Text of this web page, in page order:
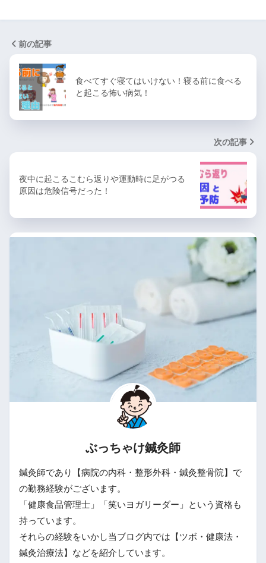
前の記事
食べてすぐ寝てはいけない！寝る前に食べる
と起こる怖い病気！
次の記事
夜中に起こるこむら返りや運動時に足がつる
原因は危険信号だった！
ぶっちゃけ鍼灸師
鍼灸師であり【病院の内科・整形外科・鍼灸整骨院】で
の勤務経験がございます。
「健康食品管理士」「笑いヨガリーダー」という資格も
持っています。
それらの経験をいかし当ブログ内では【ツボ・健康法・
鍼灸治療法】などを紹介しています。